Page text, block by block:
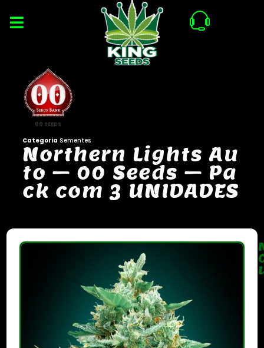
00 SEEDS
Categoria Sementes
Northern Lights Au
to – 00 Seeds – Pa
ck com 3 UNIDADES